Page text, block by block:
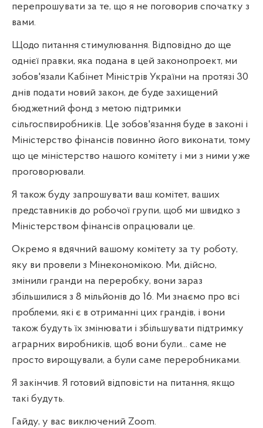
перепрошувати за те, що я не поговорив спочатку з
вами.
Щодо питання стимулювання. Відповідно до ще
однієї правки, яка подана в цей законопроект, ми
зобов'язали Кабінет Міністрів України на протязі 30
днів подати новий закон, де буде захищений
бюджетний фонд з метою підтримки
сільгоспвиробників. Це зобов'язання буде в законі і
Міністерство фінансів повинно його виконати, тому
що це міністерство нашого комітету і ми з ними уже
проговорювали.
Я також буду запрошувати ваш комітет, ваших
представників до робочої групи, щоб ми швидко з
Міністерством фінансів опрацювали це.
Окремо я вдячний вашому комітету за ту роботу,
яку ви провели з Мінекономікою. Ми, дійсно,
змінили гранди на переробку, вони зараз
збільшилися з 8 мільйонів до 16. Ми знаємо про всі
проблеми, які є в отриманні цих грандів, і вони
також будуть їх змінювати і збільшувати підтримку
аграрних виробників, щоб вони були... саме не
просто вирощували, а були саме переробниками.
Я закінчив. Я готовий відповісти на питання, якщо
такі будуть.
Гайду, у вас виключений Zoom.